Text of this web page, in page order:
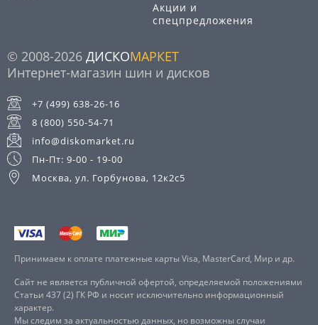
Акции и
спецпредложения
© 2008-2026 ДИСКОМАРКЕТ
Интернет-магазин шин и дисков
+7 (499) 638-26-16
8 (800) 550-54-71
info@diskomarket.ru
Пн-Пт: 9-00 - 19-00
Москва, ул. Горбунова, 12к2с5
Принимаем к оплате платежные карты Visa, MasterCard, Мир и др.
Сайт не является публичной офертой, определяемой положениями
Статьи 437 (2) ГК РФ и носит исключительно информационный
характер.
Мы следим за актуальностью данных, но возможны случаи